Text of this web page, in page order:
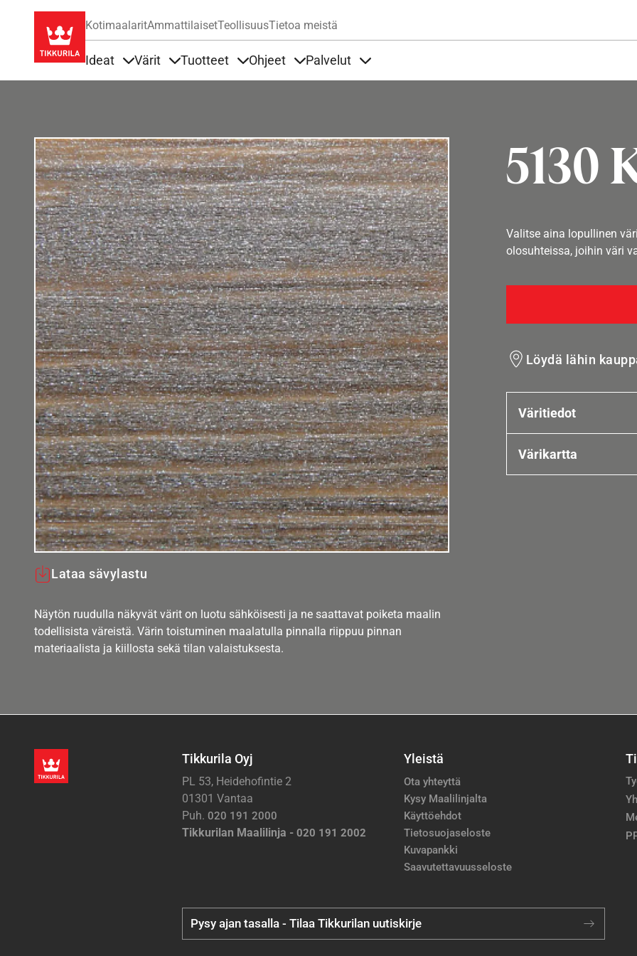
KotimaalaritAmmattilaisetTeollisuusTietoa meistä
Ideat Värit Tuotteet Ohjeet Palvelut
5130
Lataa sävylastu
Näytön ruudulla näkyvät värit on luotu sähköisesti ja ne saattavat poiketa maalin
todellisista väreistä. Värin toistuminen maalatulla pinnalla riippuu pinnan
materiaalista ja kiillosta sekä tilan valaistuksesta.
Valitse aina lopullinen
olosuhteissa, joihin väri
Löydä lähin
Väritiedot
Värikartta
Tikkurila Oyj
PL 53, Heidehofintie 2
01301 Vantaa
Puh. 020 191 2000
Tikkurilan Maalilinja - 020 191 2002
Yleistä
Ota yhteyttä
Kysy Maalilinjalta
Käyttöehdot
Tietosuojaseloste
Kuvapankki
Saavutettavuusseloste
Pysy ajan tasalla - Tilaa Tikkurilan uutiskirje